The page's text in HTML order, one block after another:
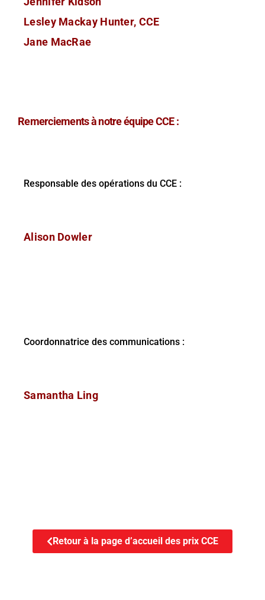
Lesley Mackay Hunter, CCE
Jane MacRae
Remerciements à notre équipe CCE :
Responsable des opérations du CCE :
Alison Dowler
Coordonnatrice des communications :
Samantha Ling
Retour à la page d’accueil des prix CCE